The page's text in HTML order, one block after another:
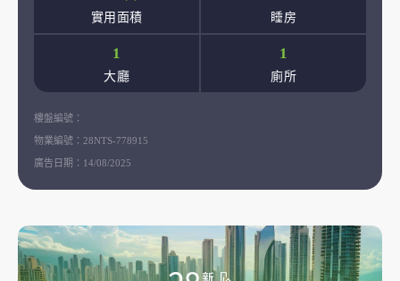
實用面積 睡房
1
大廳
1
廁所
樓盤編號：
物業編號： 28NTS-778915
廣告日期： 14/08/2025